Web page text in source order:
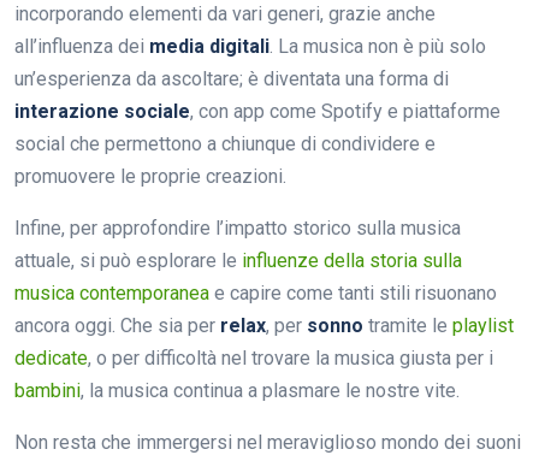
incorporando elementi da vari generi, grazie anche
all’influenza dei media digitali. La musica non è più solo
un’esperienza da ascoltare; è diventata una forma di
interazione sociale, con app come Spotify e piattaforme
social che permettono a chiunque di condividere e
promuovere le proprie creazioni.
Infine, per approfondire l’impatto storico sulla musica
attuale, si può esplorare le influenze della storia sulla
musica contemporanea e capire come tanti stili risuonano
ancora oggi. Che sia per relax, per sonno tramite le playlist
dedicate, o per difficoltà nel trovare la musica giusta per i
bambini, la musica continua a plasmare le nostre vite.
Non resta che immergersi nel meraviglioso mondo dei suoni